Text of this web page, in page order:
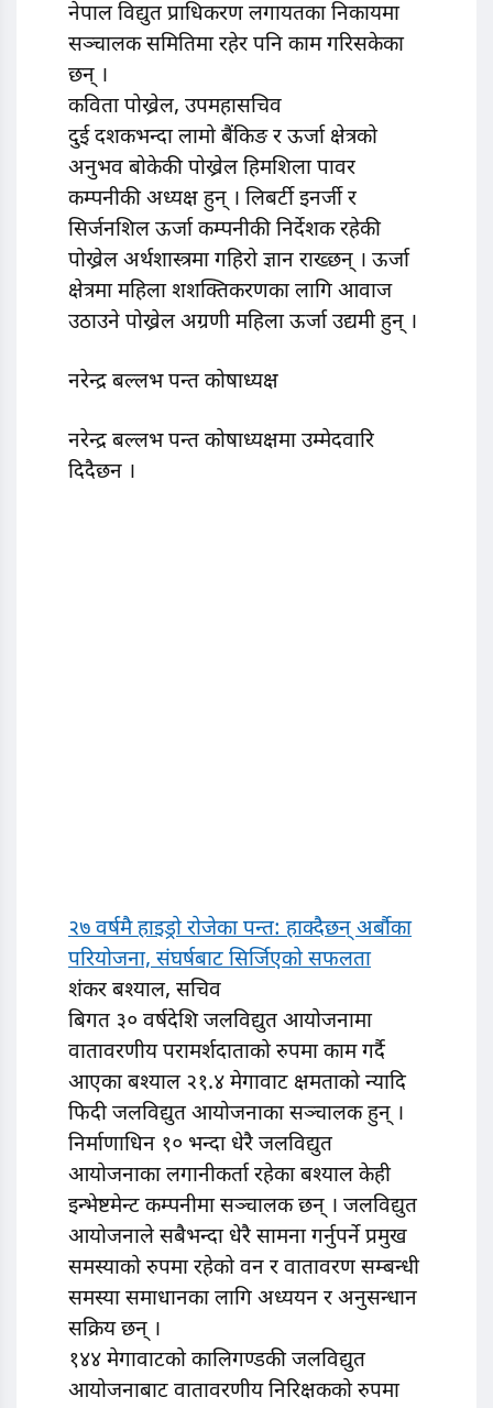
नेपाल विद्युत प्राधिकरण लगायतका निकायमा
सञ्चालक समितिमा रहेर पनि काम गरिसकेका
छन् ।
कविता पोख्रेल, उपमहासचिव
दुई दशकभन्दा लामो बैंकिङ र ऊर्जा क्षेत्रको
अनुभव बोकेकी पोख्रेल हिमशिला पावर
कम्पनीकी अध्यक्ष हुन् । लिबर्टी इनर्जी र
सिर्जनशिल ऊर्जा कम्पनीकी निर्देशक रहेकी
पोख्रेल अर्थशास्त्रमा गहिरो ज्ञान राख्छन् । ऊर्जा
क्षेत्रमा महिला शशक्तिकरणका लागि आवाज
उठाउने पोख्रेल अग्रणी महिला ऊर्जा उद्यमी हुन् ।
नरेन्द्र बल्लभ पन्त कोषाध्यक्ष
नरेन्द्र बल्लभ पन्त कोषाध्यक्षमा उम्मेदवारि
दिदैछन ।
२७ वर्षमै हाइड्रो रोजेका पन्त: हाक्दैछन् अर्बौका
परियोजना, संघर्षबाट सिर्जिएको सफलता
शंकर बश्याल, सचिव
बिगत ३० वर्षदेशि जलविद्युत आयोजनामा
वातावरणीय परामर्शदाताको रुपमा काम गर्दै
आएका बश्याल २१.४ मेगावाट क्षमताको न्यादि
फिदी जलविद्युत आयोजनाका सञ्चालक हुन् ।
निर्माणाधिन १० भन्दा धेरै जलविद्युत
आयोजनाका लगानीकर्ता रहेका बश्याल केही
इन्भेष्टमेन्ट कम्पनीमा सञ्चालक छन् । जलविद्युत
आयोजनाले सबैभन्दा धेरै सामना गर्नुपर्ने प्रमुख
समस्याको रुपमा रहेको वन र वातावरण सम्बन्धी
समस्या समाधानका लागि अध्ययन र अनुसन्धान
सक्रिय छन् ।
१४४ मेगावाटको कालिगण्डकी जलविद्युत
आयोजनाबाट वातावरणीय निरिक्षकको रुपमा